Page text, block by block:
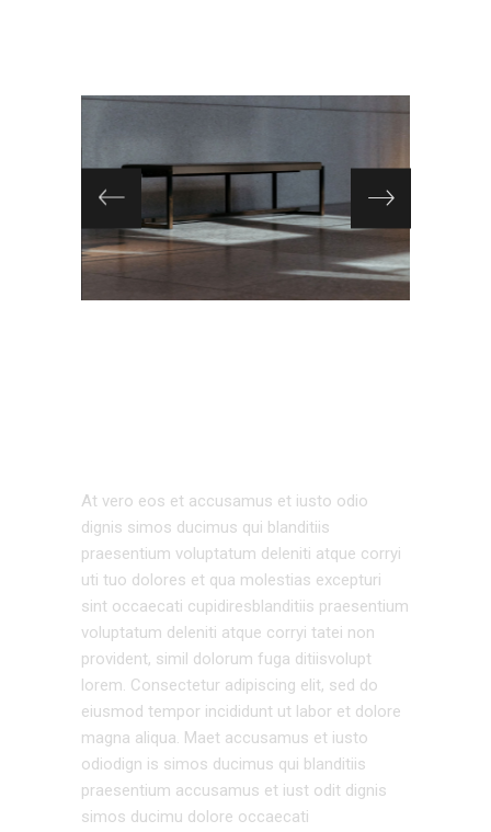
At vero eos et accusamus et iusto odio
dignis simos ducimus qui blanditiis
praesentium voluptatum deleniti atque corryi
uti tuo dolores et qua molestias excepturi
sint occaecati cupidiresblanditiis praesentium
voluptatum deleniti atque corryi tatei non
provident, simil dolorum fuga ditiisvolupt
lorem. Consectetur adipiscing elit, sed do
eiusmod tempor incididunt ut labor et dolore
magna aliqua. Maet accusamus et iusto
odiodign is simos ducimus qui blanditiis
praesentium accusamus et iust odit dignis
simos ducimu dolore occaecati